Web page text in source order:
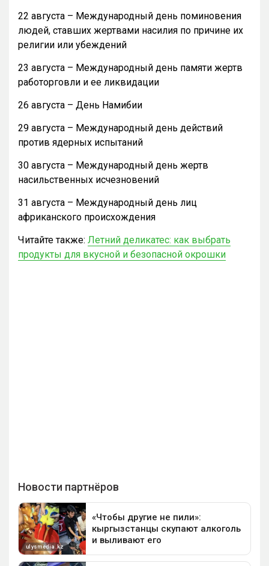
22 августа – Международный день поминовения
людей, ставших жертвами насилия по причине их
религии или убеждений
23 августа – Международный день памяти жертв
работорговли и ее ликвидации
26 августа – День Намибии
29 августа – Международный день действий
против ядерных испытаний
30 августа – Международный день жертв
насильственных исчезновений
31 августа – Международный день лиц
африканского происхождения
Читайте также: Летний деликатес: как выбрать
продукты для вкусной и безопасной окрошки